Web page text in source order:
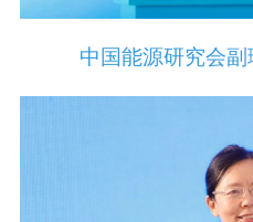
中国能源研究会